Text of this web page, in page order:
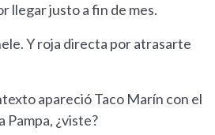
llegar justo a fin de mes.
Y roja directa por atrasarte
apareció Taco Marín con el
Pampa, ¿viste?